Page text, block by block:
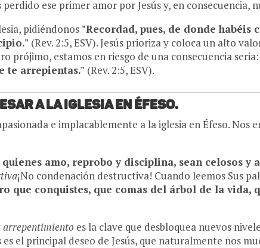
ese primer amor por Jesús y, en consecuencia,
pidiéndonos "Recordad, pues, de donde habéis
(Rev. 2:5, ESV). Jesús prioriza y coloca un alto
prójimo, estamos en riesgo de una consecuencia seria:
te arrepientas." (Rev. 2:5, ESV).
a la Iglesia en Éfeso.
e implacablemente a la iglesia en Éfeso. Nos
quienes amo, reprobo y disciplina, sean celosos y
¡No condenación destructiva! Cuando leemos Sus
que conquistes, que comas del árbol de la vida,
arrepentimiento es la clave que desbloquea nuevos
el principal deseo de Jesús, que naturalmente nos